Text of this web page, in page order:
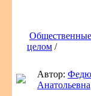
целом /
Автор:
Анатольевна